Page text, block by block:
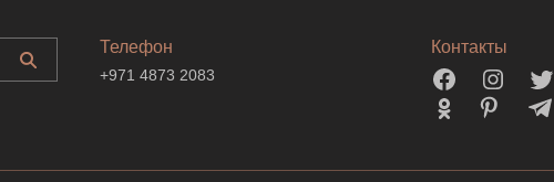
Телефон
+971 4873 2083
Контакты